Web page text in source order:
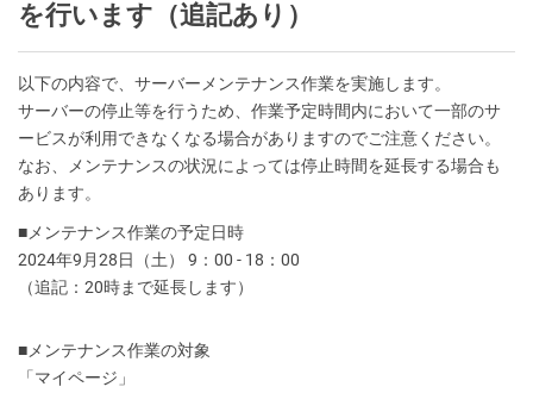
を行います（追記あり）
以下の内容で、サーバーメンテナンス作業を実施します。
サーバーの停止等を行うため、作業予定時間内において一部のサ
ービスが利用できなくなる場合がありますのでご注意ください。
なお、メンテナンスの状況によっては停止時間を延長する場合も
あります。
■メンテナンス作業の予定日時
2024年9月28日（土） 9：00 - 18：00
（追記：20時まで延長します）
■メンテナンス作業の対象
「マイページ」